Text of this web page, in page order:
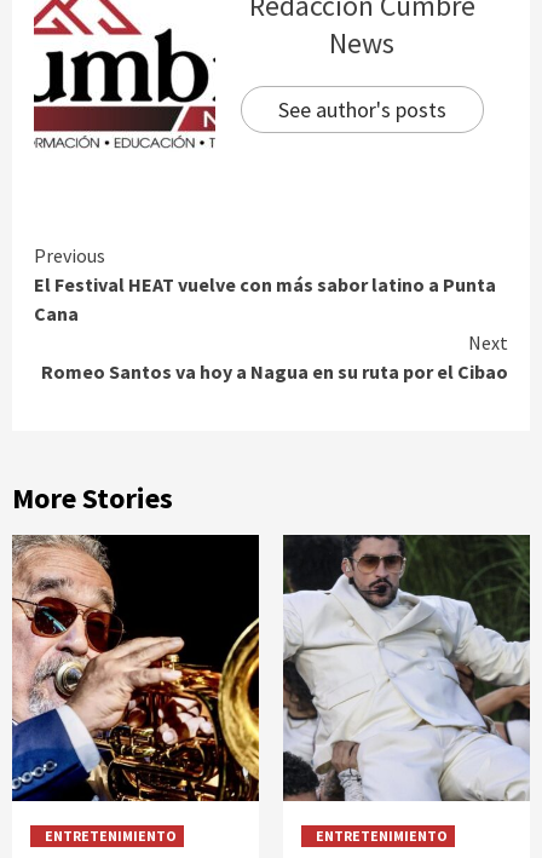
News
See author's posts
Continue
Reading
Previous
El Festival HEAT vuelve con más sabor latino a Punta
Cana
Next
Romeo Santos va hoy a Nagua en su ruta por el Cibao
More Stories
ENTRETENIMIENTO ENTRETENIMIENTO